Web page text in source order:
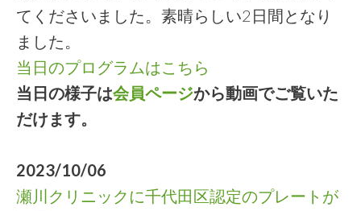
てくださいました。素晴らしい2日間となり
ました。
当日のプログラムはこちら
当日の様子は会員ページから動画でご覧いた
だけます。
2023/10/06
瀬川クリニックに千代田区認定のプレートが